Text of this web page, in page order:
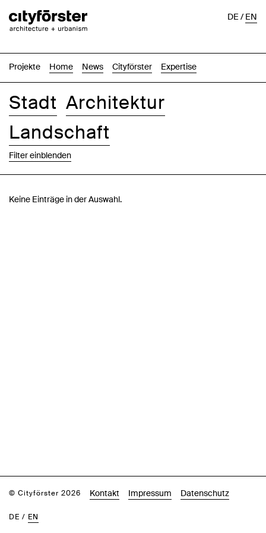
Projekte Home News Cityförster Expertise
DE/EN
Stadt Architektur
Landschaft
Filter einblenden
Keine Einträge in der Auswahl.
© Cityförster 2026 Kontakt Impressum Datenschutz
DE / EN